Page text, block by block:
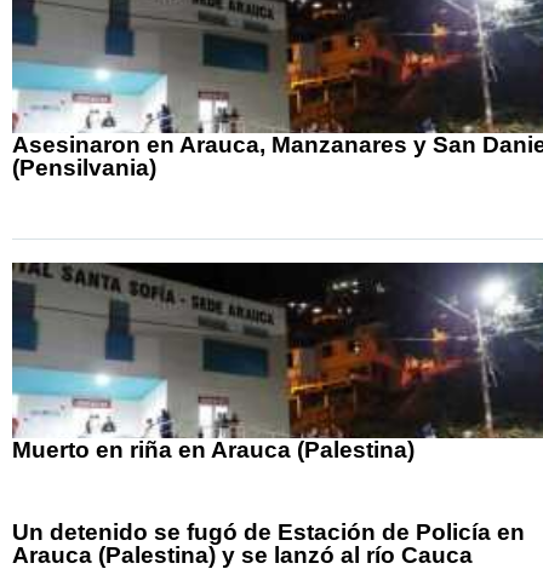
Asesinaron en Arauca, Manzanares y San
(Pensilvania)
Muerto en riña en Arauca (Palestina)
Un detenido se fugó de Estación de Policía en
Arauca (Palestina) y se lanzó al río Cauca